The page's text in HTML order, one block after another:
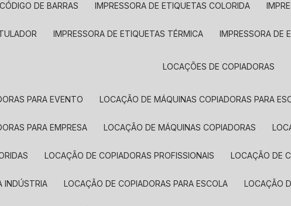
DE BARRAS IMPRESSORA DE ETIQUETAS COLORIDA
IMPRESSORA DE ETIQUETAS TÉRMICA IMPRESSORA DE
LOCAÇÕES DE COPIADORAS
PARA EVENTO LOCAÇÃO DE MÁQUINAS COPIADORAS PARA
PARA EMPRESA LOCAÇÃO DE MÁQUINAS COPIADORAS
LOCAÇÃO DE COPIADORAS PROFISSIONAIS LOCAÇÃO DE
INDÚSTRIA LOCAÇÃO DE COPIADORAS PARA ESCOLA LOCAÇÃO